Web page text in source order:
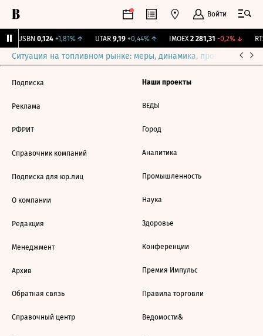
Войти
USBN 0,124 +1,81%↑ UTAR 9,19 +0,44%↑ IMOEX 2 281,31 -0,2%↓
Ситуация на топливном рынке: меры, динамика, прогнозы
Подписка
Реклама
РФРИТ
Справочник компаний
Подписка для юр.лиц
О компании
Редакция
Менеджмент
Архив
Обратная связь
Справочный центр
Наши проекты
ВЕДЫ
Город
Аналитика
Промышленность
Наука
Здоровье
Конференции
Премия Импульс
Правила торговли
Ведомости&